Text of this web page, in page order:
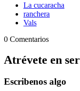
La cucaracha
ranchera
Vals
0 Comentarios
Atrévete en
Escribenos algo